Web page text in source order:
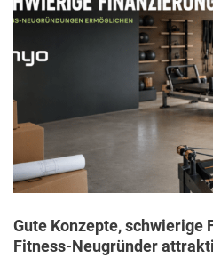
Gute Konzepte, schwierige
Fitness-Neugründer